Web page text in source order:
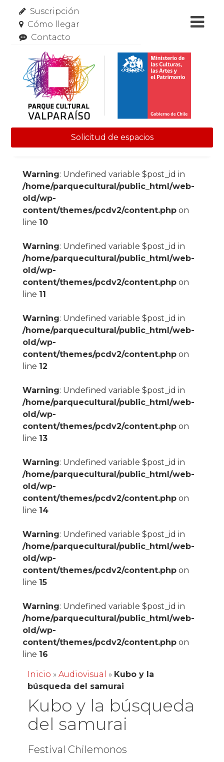
Suscripción
Cómo llegar
Contacto
Solicitud de espacios
Warning: Undefined variable $post_id in
/home/parquecultural/public_html/web-
old/wp-
content/themes/pcdv2/content.phpon
line 10
Warning: Undefined variable $post_id in
/home/parquecultural/public_html/web-
old/wp-
content/themes/pcdv2/content.phpon
line 11
Warning: Undefined variable $post_id in
/home/parquecultural/public_html/web-
old/wp-
content/themes/pcdv2/content.phpon
line 12
Warning: Undefined variable $post_id in
/home/parquecultural/public_html/web-
old/wp-
content/themes/pcdv2/content.phpon
line 13
Warning: Undefined variable $post_id in
/home/parquecultural/public_html/web-
old/wp-
content/themes/pcdv2/content.phpon
line 14
Warning: Undefined variable $post_id in
/home/parquecultural/public_html/web-
old/wp-
content/themes/pcdv2/content.phpon
line 15
Warning: Undefined variable $post_id in
/home/parquecultural/public_html/web-
old/wp-
content/themes/pcdv2/content.phpon
line 16
Inicio » Audiovisual » Kubo y la
búsqueda del samurai
Kubo y la búsqueda
del samurai
Festival Chilemonos